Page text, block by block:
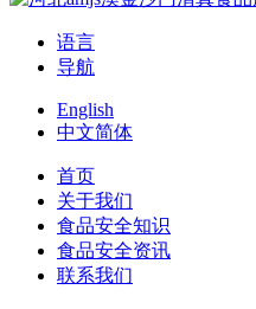
语言
导航
English
中文简体
首页
关于我们
食品安全知识
食品安全资讯
联系我们